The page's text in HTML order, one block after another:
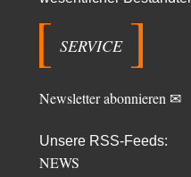
Zum Nordsee-Whisky geht auch
euch getestet. Beim Etikett ist…
vor 11 Stunden zu:
Absurde Debatte um Ceuta-
China sagt jetzt auch etwas:
overton4cmvor 19 Stunden zu:
Morgen kommt der Russe, wir
SERVICE
Newsletter abonnieren ✉
Unsere RSS-Feeds:
NEWS